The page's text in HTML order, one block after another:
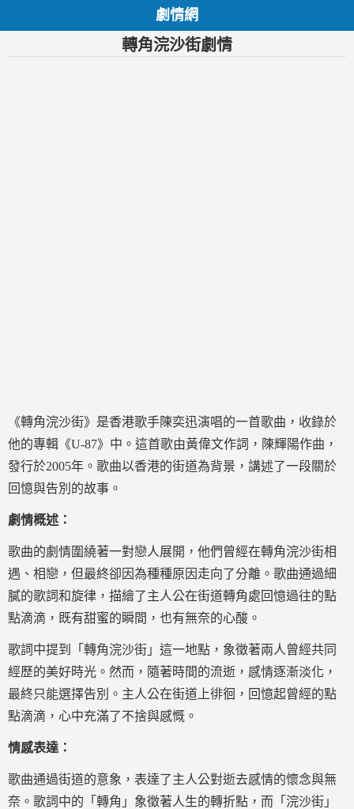
劇情網
轉角浣沙街劇情
《轉角浣沙街》是香港歌手陳奕迅演唱的一首歌曲，收錄於
他的專輯《U-87》中。這首歌由黃偉文作詞，陳輝陽作曲，
發行於2005年。歌曲以香港的街道為背景，講述了一段關於
回憶與告別的故事。
劇情概述：
歌曲的劇情圍繞著一對戀人展開，他們曾經在轉角浣沙街相
遇、相戀，但最終卻因為種種原因走向了分離。歌曲通過細
膩的歌詞和旋律，描繪了主人公在街道轉角處回憶過往的點
點滴滴，既有甜蜜的瞬間，也有無奈的心酸。
歌詞中提到「轉角浣沙街」這一地點，象徵著兩人曾經共同
經歷的美好時光。然而，隨著時間的流逝，感情逐漸淡化，
最終只能選擇告別。主人公在街道上徘徊，回憶起曾經的點
點滴滴，心中充滿了不捨與感慨。
情感表達：
歌曲通過街道的意象，表達了主人公對逝去感情的懷念與無
奈。歌詞中的「轉角」象徵著人生的轉折點，而「浣沙街」